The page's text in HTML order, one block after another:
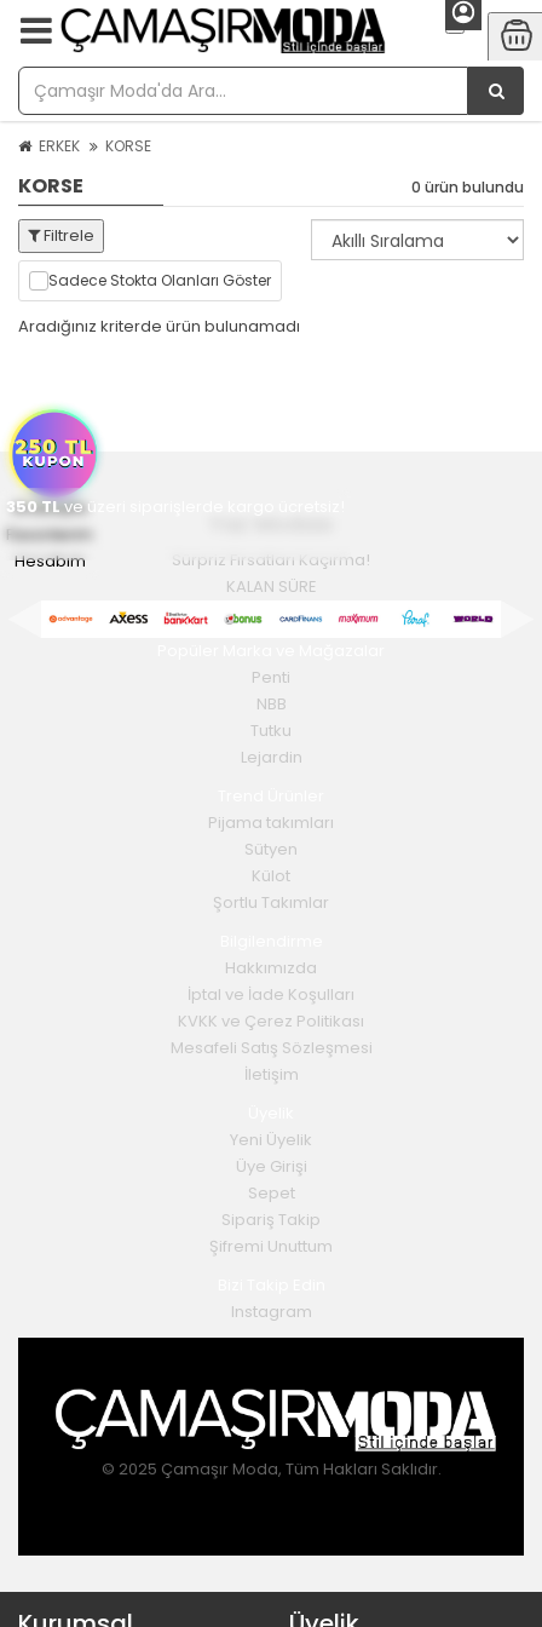
ERKEK KORSE
KORSE 0 ürün bulundu
Filtrele
Sadece Stokta Olanları Göster
Aradığınız kriterde ürün bulunamadı
350 TLve üzeri siparişlerde kargo ücretsiz!
Anasayfa
Favorilerim
Hesabım
Yaz Modası
Sürpriz Fırsatları Kaçırma!
KALAN SÜRE
Penti
NBB
Tutku
Lejardin
Pijama takımları
Sütyen
Külot
Şortlu Takımlar
Hakkımızda
İptal ve İade Koşulları
KVKK ve Çerez Politikası
Mesafeli Satış Sözleşmesi
İletişim
Yeni Üyelik
Üye Girişi
Sepet
Sipariş Takip
Şifremi Unuttum
Instagram
© 2025 Çamaşır Moda, Tüm Hakları Saklıdır.